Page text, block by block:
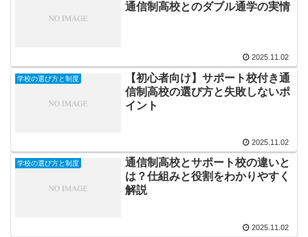
通信制高校とのダブル通学の実情
2025.11.02
学校の選び方と制度
【初心者向け】サポート校付き通
信制高校の選び方と失敗しないポ
イント
2025.11.02
学校の選び方と制度
通信制高校とサポート校の違いと
は？仕組みと役割をわかりやすく
解説
2025.11.02